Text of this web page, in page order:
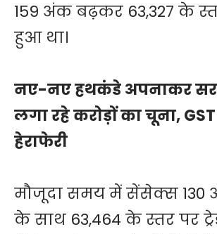
159 अंक बढ़कर 63,327 के
हुआ था।
नए-नए हथकंडे अपनाकर
लगा रहे करोड़ों का चूना,
हेराफेरी
मौजूदा समय में सेंसेक्स 130
के साथ 63,464 के स्तर पर